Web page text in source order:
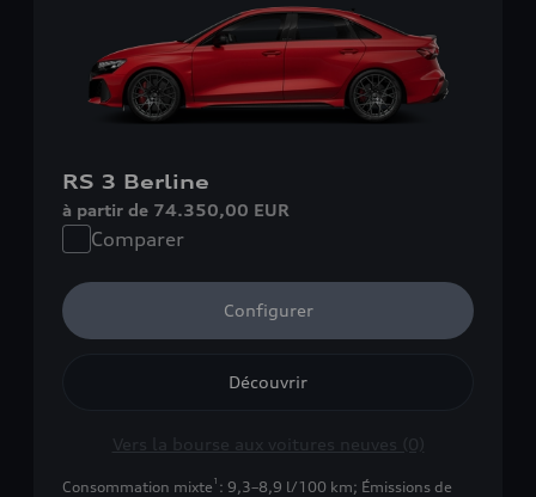
RS 3 Berline
à partir de 74.350,00 EUR
Comparer
Configurer
Découvrir
Vers la bourse aux voitures neuves (0)
Consommation mixte 1 : 9,3–8,9 l/100 km; Émissions de